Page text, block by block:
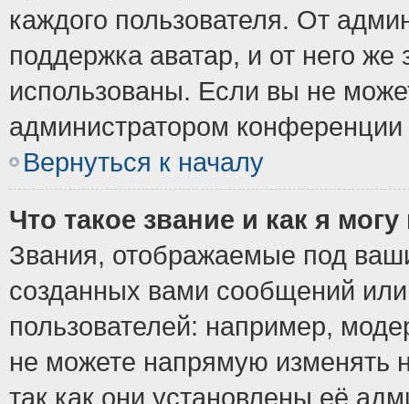
каждого пользователя. От
поддержка аватар, и от него же
использованы. Если вы не
администратором
Вернуться к началу
Что такое звание и как я
Звания, отображаемые под
созданных вами сообщений
пользователей: например,
не можете напрямую изменять
так как они установлены её